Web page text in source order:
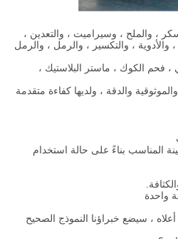
، والملح ، وسيراميت ، والتعدين ،
والأدوية ، والتكسير ، والرمل ، والرمل
فحم الكوك ، ماستر البلاستيك ،
والدقة ، ولديها كفاءة متقدمة
المناسب بناءً على حالة استخدام
واحدة
، سيضع خبراؤنا النموذج الصحيح